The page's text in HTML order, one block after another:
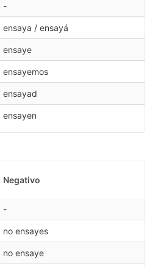
-
ensaya / ensayá
ensaye
ensayemos
ensayad
ensayen
Negativo
-
no ensayes
no ensaye